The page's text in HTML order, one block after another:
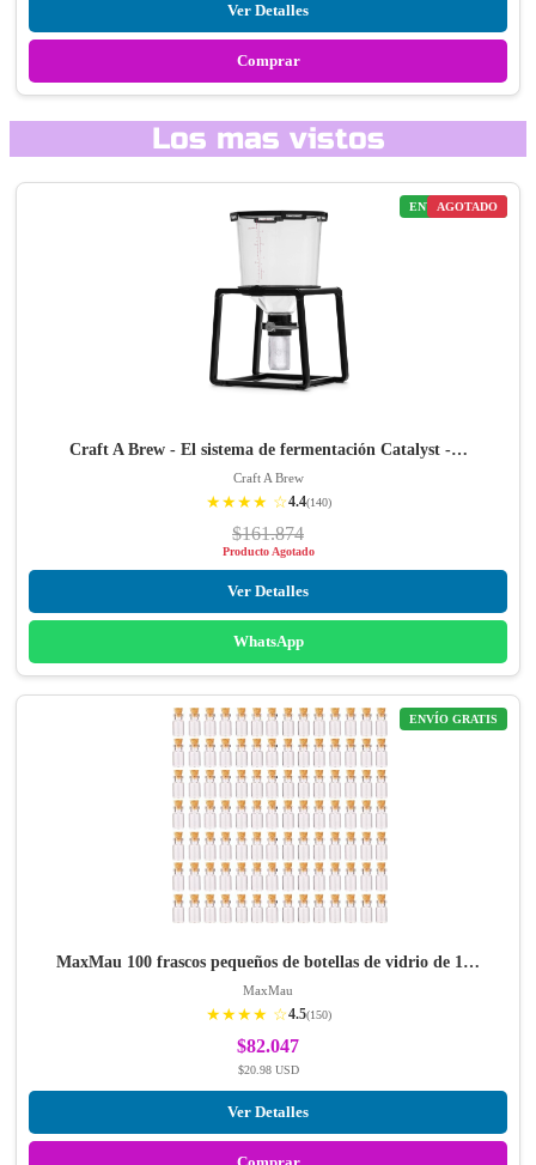
Ver Detalles
Comprar
Los mas vistos
ENVÍO GRATIS
AGOTADO
Craft A Brew - El sistema de fermentación Catalyst -…
Craft A Brew
★★★★ ☆4.4(140)
$161.874
Producto Agotado
Ver Detalles
WhatsApp
ENVÍO GRATIS
MaxMau 100 frascos pequeños de botellas de vidrio de 1…
MaxMau
★★★★ ☆4.5(150)
$82.047
$20.98 USD
Ver Detalles